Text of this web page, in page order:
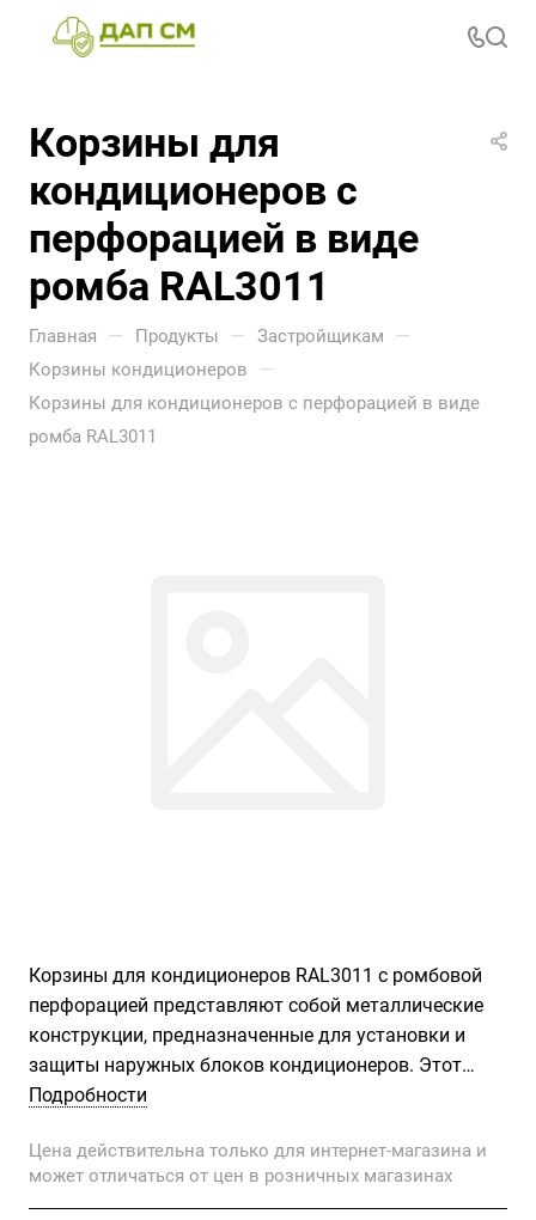
Корзины для
кондиционеров с
перфорацией в виде
ромба RAL3011
Главная — Продукты — Застройщикам —
Корзины кондиционеров —
Корзины для кондиционеров с перфорацией в виде
ромба RAL3011
Корзины для кондиционеров RAL3011 с ромбовой
перфорацией представляют собой металлические
конструкции, предназначенные для установки и
защиты наружных блоков кондиционеров. Этот
цвет, придает им элегантный и современный вид.
надлежащую вентиляцию и отвод тепла от
кондиционера, предотвращая его перегрев.
Подробности
Цена действительна только для интернет-магазина и
может отличаться от цен в розничных магазинах